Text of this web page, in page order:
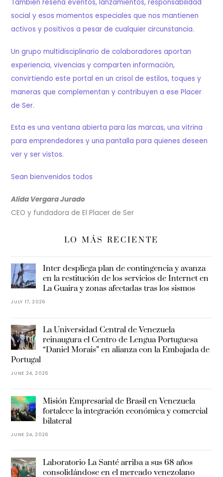
También reseña eventos, lanzamientos, responsabilidad
social y esos momentos especiales que nos mantienen
activos y positivos a pesar de cualquier circunstancia.
Un grupo multidisciplinario de colaboradores aportan
experiencia, vivencias y comparten información,
convirtiendo este portal en un crisol de estilos, toques y
maneras que complementan y contribuyen a ese Placer
de Ser.
Esta es una ventana abierta para las marcas, una vitrina
para emprendedores y una pantalla para quienes deseen
ver y ser vistos.
Sean bienvenidos todos
Alida Vergara Jurado
CEO y fundadora de El Placer de Ser
LO MÁS RECIENTE
Inter despliega plan de contingencia y avanza
en la restitución de los servicios de Internet en
La Guaira y zonas afectadas tras los sismos
JULY 17, 2026
La Universidad Central de Venezuela
reinaugura el Centro de Lengua Portuguesa
“Daniel Morais” en alianza con la Embajada de
Portugal
JUNE 24, 2026
Misión Empresarial de Brasil en Venezuela
fortalece la integración económica y comercial
bilateral
JUNE 24, 2026
Laboratorio La Santé arriba a sus 68 años
consolidándose en el mercado venezolano